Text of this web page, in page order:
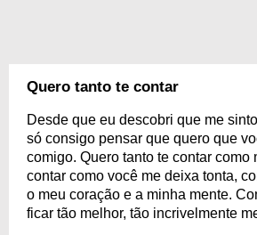
Quero tanto te contar
Desde que eu descobri que me
só consigo pensar que quero que
comigo. Quero tanto te contar como
contar como você me deixa tonta,
o meu coração e a minha mente.
ficar tão melhor, tão incrivelmente